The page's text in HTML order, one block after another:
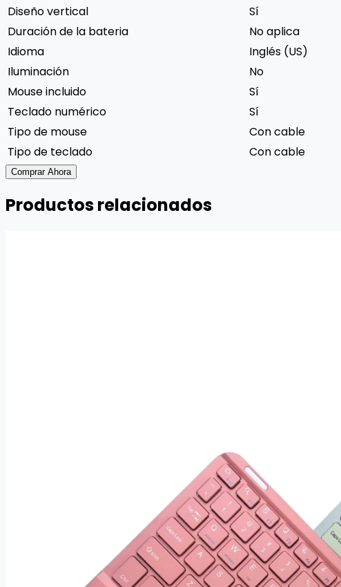
Diseño vertical
Sí
Duración de la bateria
No aplica
Idioma
Inglés (US)
Iluminación
No
Mouse incluido
Sí
Teclado numérico
Sí
Tipo de mouse
Con cable
Tipo de teclado
Con cable
Comprar Ahora
Productos relacionados